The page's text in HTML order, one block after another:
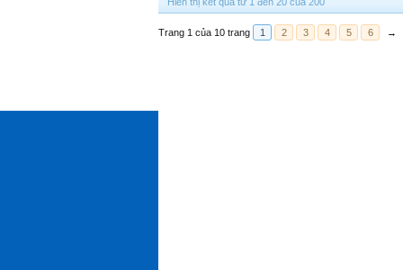
Trang 1 của 10 trang 1 2 3 4 5 6 →